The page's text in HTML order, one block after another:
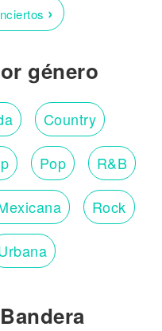
›
género
Country
Pop R&B
Rock